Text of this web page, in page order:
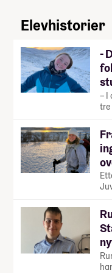
Elevhistorier
-
– I
tre